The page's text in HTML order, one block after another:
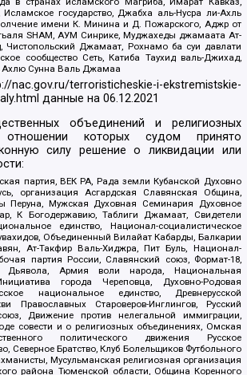
государство, Джабха аль-Нусра ли-Ахль
имени К. Минина и Д. Пожарского, Аджр от
SHAM, АУМ Синрике, Муджахеды джамаата Ат-
Чистопольский Джамаат, Рохнамо ба суи давлати
сообщество Сеть, Катиба Таухид валь-Джихад,
Ахлю Сунна Валь Джамаа
nac.gov.ru/terroristicheskie-i-ekstremistskie-
данные на06.12.2021
объединений и религиозных
которых судом принято
силу решение о ликвидации или
партия, ВЕК РА, Рада земли Кубанской Духовно
организация Асгардская Славянская Община,
Мужская Духовная Семинария Духовное
К Богодержавию, Таблиги Джамаат, Свидетели
единство, Национал-социалистическое
Объединенный Вилайат Кабарды, Балкарии
Ат-Такфир Валь-Хиджра, Пит Буль, Национал-
партия России, Славянский союз, Формат-18,
Дьявола, Армия воли народа, Национальная
города Череповца, Духовно-Родовая
национальное единство, Древнерусской
Православных Староверов-Инглингов, Русский
Движение против нелегальной иммиграции,
совести и о религиозных объединениях, Омская
политического движения Русское
Северное Братство, Клуб Болельщиков Футбольного
Мусульманская религиозная организация
района Тюменской области, Община Коренного